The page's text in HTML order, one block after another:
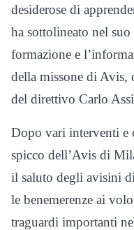
desiderose di
ha sottolineato nel
formazione e
della missone di Avis,
del direttivo Carlo
Dopo vari interventi e
spicco dell’Avis di
il saluto degli avisini
le benemerenze ai
traguardi importanti